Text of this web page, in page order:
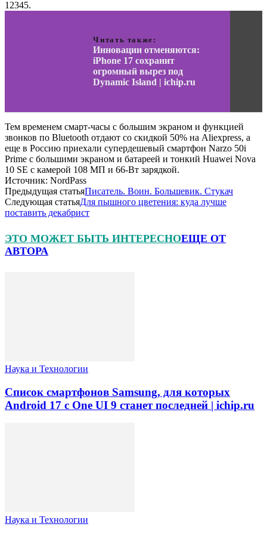
12345.
Читать также:
Инновации отменяются:
iPhone 17 сохранит
огромный вырез под
Dynamic Island | ichip.ru
Тем временем смарт-часы с большим экраном и функцией
звонков по Bluetooth отдают со скидкой 50% на Aliexpress, а
еще в Россию приехали супердешевый смартфон Narzo 50i
Prime с большими экраном и батареей и тонкий Huawei Nova
10 SE с камерой 108 МП и 66-Вт зарядкой.
Источник: NordPass
Предыдущая статьяПисатель. Воин. Большевик. Стукач
Следующая статьяДля пышного цветения: куда лучше
поставить декабрист
ЭТО МОЖЕТ БЫТЬ ИНТЕРЕСНОЕЩЕ ОТ
АВТОРА
Наука и Технологии
Список смартфонов Samsung, для которых
Android 17 с One UI 9 станет последней | ichip.ru
Наука и Технологии